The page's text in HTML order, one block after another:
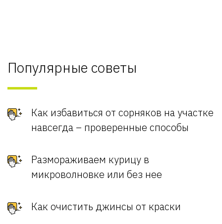
Популярные советы
Как избавиться от сорняков на участке
навсегда – проверенные способы
Размораживаем курицу в
микроволновке или без нее
Как очистить джинсы от краски